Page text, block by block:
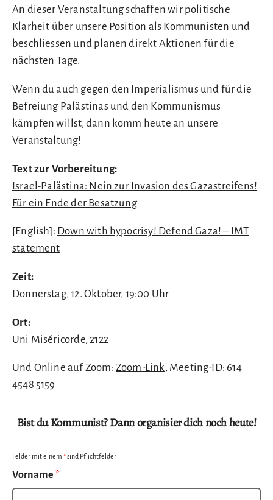
An dieser Veranstaltung schaffen wir politische
Klarheit über unsere Position als Kommunisten und
beschliessen und planen direkt Aktionen für die
nächsten Tage.
Wenn du auch gegen den Imperialismus und für die
Befreiung Palästinas und den Kommunismus
kämpfen willst, dann komm heute an unsere
Veranstaltung!
Text zur Vorbereitung:
Israel-Palästina: Nein zur Invasion des Gazastreifens!
Für ein Ende der Besatzung
[English]: Down with hypocrisy! Defend Gaza! – IMT
statement
Zeit:
Donnerstag, 12. Oktober, 19:00 Uhr
Ort:
Uni Miséricorde, 2122
Und Online auf Zoom: Zoom-Link, Meeting-ID: 614
4548 5159
Bist du Kommunist? Dann organisier dich noch heute!
Felder mit einem *sind Pflichtfelder
Vorname *